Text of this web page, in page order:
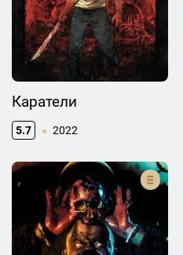
Каратели
5.7 2022